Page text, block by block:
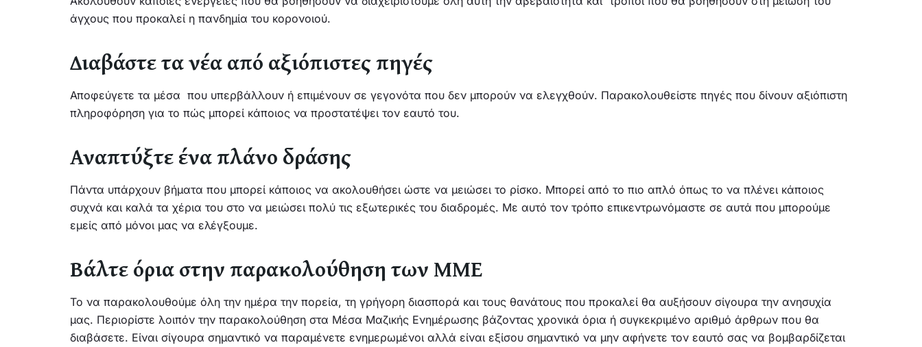
άγχους που προκαλεί η πανδημία του κορονοιού.
Διαβάστε τα νέα από αξιόπιστες πηγές
Αποφεύγετε τα μέσα που υπερβάλλουν ή επιμένουν σε γεγονότα που δεν μπορούν να ελεγχθούν. Παρακολουθείστε πηγές που δίνουν αξιόπιστη
πληροφόρηση για το πώς μπορεί κάποιος να προστατέψει τον εαυτό του.
Αναπτύξτε ένα πλάνο δράσης
Πάντα υπάρχουν βήματα που μπορεί κάποιος να ακολουθήσει ώστε να μειώσει το ρίσκο. Μπορεί από το πιο απλό όπως το να πλένει κάποιος
συχνά και καλά τα χέρια του στο να μειώσει πολύ τις εξωτερικές του διαδρομές. Με αυτό τον τρόπο επικεντρωνόμαστε σε αυτά που μπορούμε
εμείς από μόνοι μας να ελέγξουμε.
Βάλτε όρια στην παρακολούθηση των ΜΜΕ
Το να παρακολουθούμε όλη την ημέρα την πορεία, τη γρήγορη διασπορά και τους θανάτους που προκαλεί θα αυξήσουν σίγουρα την ανησυχία
μας. Περιορίστε λοιπόν την παρακολούθηση στα Μέσα Μαζικής Ενημέρωσης βάζοντας χρονικά όρια ή συγκεκριμένο αριθμό άρθρων που θα
διαβάσετε. Είναι σίγουρα σημαντικό να παραμένετε ενημερωμένοι αλλά είναι εξίσου σημαντικό να μην αφήνετε τον εαυτό σας να βομβαρδίζεται